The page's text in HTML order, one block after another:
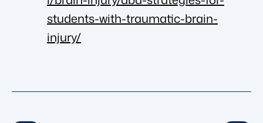
students-with-traumatic-brain-
injury/